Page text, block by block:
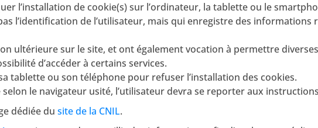
l’installation de cookie(s) sur l’ordinateur, la tablette ou le
l’identification de l’utilisateur, mais qui enregistre des informations
ultérieure sur le site, et ont également vocation à permettre
d’accéder à certains services.
tablette ou son téléphone pour refuser l’installation des cookies.
le navigateur usité, l’utilisateur devra se reporter aux
dédiée du site de la CNIL.